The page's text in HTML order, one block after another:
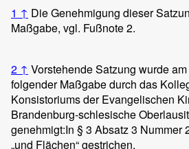
1 ↑ Die Genehmigung dieser
Maßgabe, vgl. Fußnote 2.
2 ↑ Vorstehende Satzung wurde
folgender Maßgabe durch das
Konsistoriums der Evangelischen
Brandenburg-schlesische
genehmigt:In § 3 Absatz 3 Nummer
„und Flächen“ gestrichen.